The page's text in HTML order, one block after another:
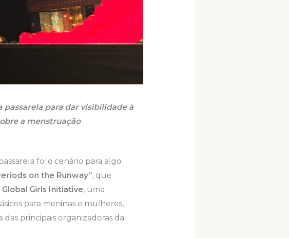
passarela para dar visibilidade à
a menstruação
foi o cenário para algo
on the Runway”, que
Global Girls Initiative, uma
para meninas e mulheres,
das principais organizadoras da